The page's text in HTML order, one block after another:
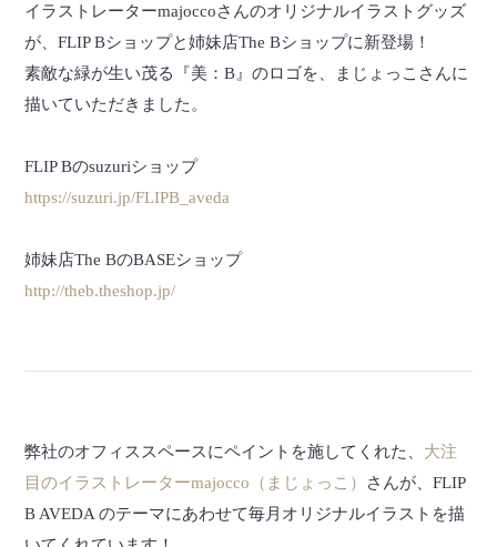
イラストレーターmajoccoさんのオリジナルイラストグッズ
が、FLIP Bショップと姉妹店The Bショップに新登場！
素敵な緑が生い茂る『美：B』のロゴを、まじょっこさんに
描いていただきました。
FLIP Bのsuzuriショップ
https://suzuri.jp/FLIPB_aveda
姉妹店The BのBASEショップ
http://theb.theshop.jp/
弊社のオフィススペースにペイントを施してくれた、 大注
目のイラストレーターmajocco（まじょっこ） さんが、FLIP
B AVEDA のテーマにあわせて毎月オリジナルイラストを描